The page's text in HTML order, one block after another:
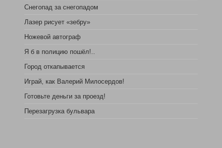
Снегопад за снегопадом
Лазер рисует «зебру»
Ножевой автограф
Я б в полицию пошёл!..
Город откапывается
Играй, как Валерий Милосердов!
Готовьте деньги за проезд!
Перезагрузка бульвара